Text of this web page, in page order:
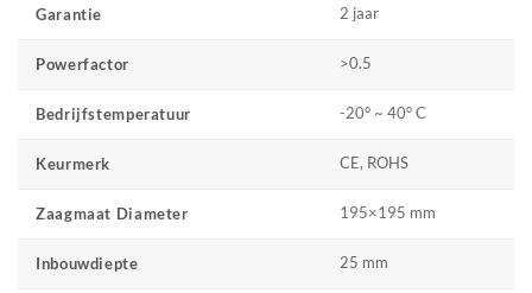
Garantie 2 jaar
Powerfactor >0.5
Bedrijfstemperatuur -20° ~ 40° C
Keurmerk CE, ROHS
Zaagmaat Diameter 195×195 mm
Inbouwdiepte 25 mm